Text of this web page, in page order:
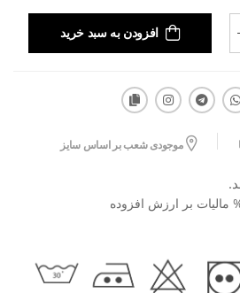
افزودن به سبد خرید
موجودی شعب بر اساس سایز
ها با احتساب 10 % مالیات بر ارزش افزوده